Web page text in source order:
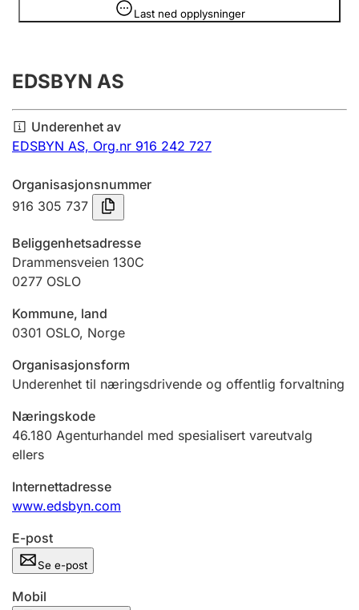
Årsregnskap
Innsending og forsinkelsesgebyr
Tinglysing
Jeger
Betaling og jegeravgiftskort
Ektepaktveileder
Andre tema
Last ned opplysninger
Opplysninger er skjult
EDSBYN AS
Underenhet av
EDSBYN AS, Org.nr 916 242 727
Organisasjonsnummer
916 305 737
Beliggenhetsadresse
Drammensveien 130C
0277 OSLO
Kommune, land
0301 OSLO, Norge
Organisasjonsform
Underenhet til næringsdrivende og offentlig forvaltning
Næringskode
46.180 Agenturhandel med spesialisert vareutvalg
ellers
Internettadresse
www.edsbyn.com
E-post
Se e-post
Mobil